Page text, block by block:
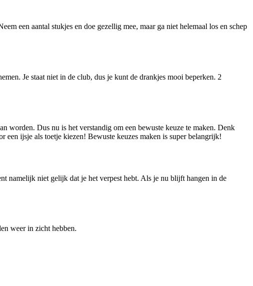
een aantal stukjes en doe gezellig mee, maar ga niet helemaal los en schep
Je staat niet in de club, dus je kunt de drankjes mooi beperken. 2
worden. Dus nu is het verstandig om een bewuste keuze te maken. Denk
een ijsje als toetje kiezen! Bewuste keuzes maken is super belangrijk!
namelijk niet gelijk dat je het verpest hebt. Als je nu blijft hangen in de
weer in zicht hebben.